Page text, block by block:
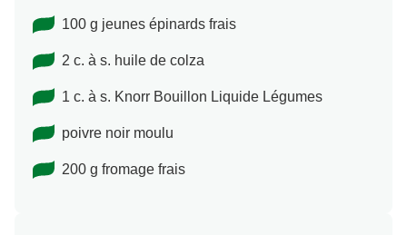
100 g jeunes épinards frais
2 c. à s. huile de colza
1 c. à s. Knorr Bouillon Liquide Légumes
poivre noir moulu
200 g fromage frais